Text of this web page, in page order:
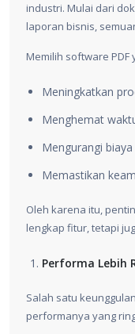
industri. Mulai dari
laporan bisnis,
Memilih software
Meningkatkan
Menghemat
Mengurangi
Memastikan
Oleh karena itu,
lengkap fitur, tetapi
Performa Lebih
Salah satu
performanya yang